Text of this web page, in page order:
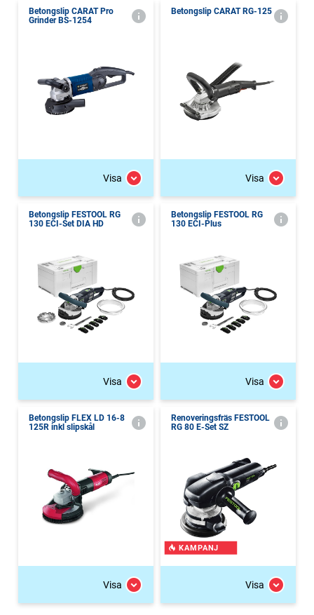
Betongslip CARAT Pro
Grinder BS-1254
Visa
Betongslip CARAT RG-125
Visa
Betongslip FESTOOL RG
130 ECI-Set DIA HD
Visa
Betongslip FESTOOL RG
130 ECI-Plus
Visa
Betongslip FLEX LD 16-8
125R inkl slipskål
Visa
Renoveringsfräs FESTOOL
RG 80 E-Set SZ
KAMPANJ
Visa